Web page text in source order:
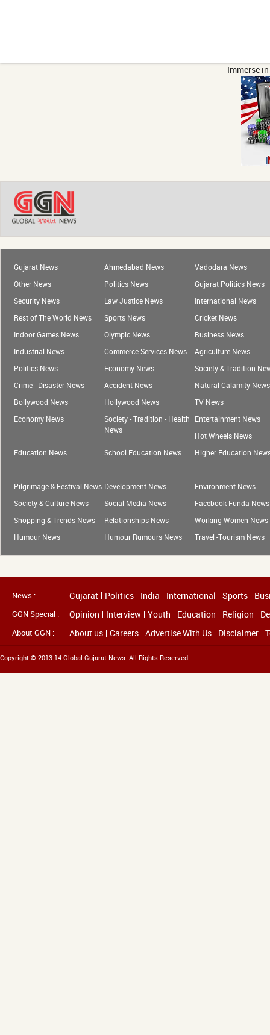
Immerse
Gujarat News Ahmedabad News
Vadodara News
Other News
Politics News
Gujarat Politics News
Security News
Law Justice News
International News
Rest of The World News
Sports News
Cricket News
Indoor Games News
Olympic News
Business News
Industrial News
Commerce Services News
Agriculture News
Politics News
Economy News
Society & Tradition
Crime - Disaster News
Accident News
Natural Calamity News
Bollywood News
Hollywood News
TV News
Economy News
Society - Tradition - Health
News
Entertainment News
Hot Wheels News
Education News
School Education News Higher Education
Pilgrimage & Festival News Development News
Environment News
Society & Culture News
Social Media News
Facebook Funda News
Shopping & Trends News
Relationships News
Working Women News
Humour News
Humour Rumours News Travel -Tourism News
News : Gujarat Politics India International Sports
GGN Special : Opinion Interview Youth Education Religion
About GGN : About us Careers Advertise With Us Disclaimer
Copyright © 2013-14 Global Gujarat News. All Rights Reserved.